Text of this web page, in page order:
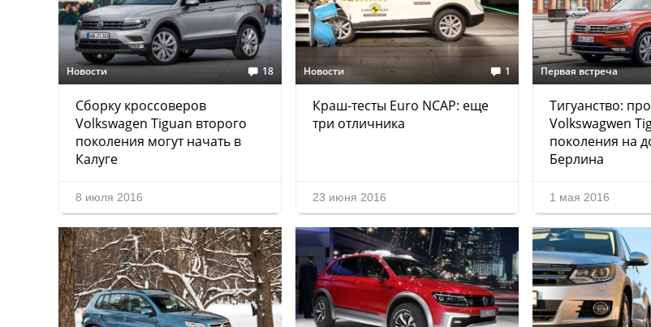
Новости 18
Сборку кроссоверов
Volkswagen Tiguan второго
поколения могут начать в
Калуге
8 июля 2016
Новости 1
Краш-тесты Euro NCAP: еще
три отличника
23 июня 2016
Первая встреча
Тигуанство:
Volkswagwen
поколения на
Берлина
1 мая 2016